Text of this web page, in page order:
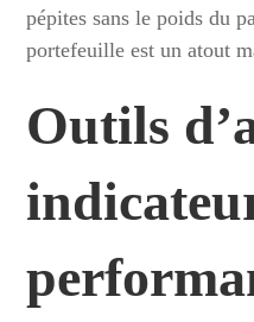
pépites sans le poids du
portefeuille est un atout
Outils